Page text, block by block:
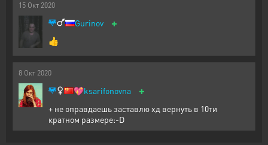
15 Окт 2020
Gurinov +
👍
8 Окт 2020
💖ksarifonovna +
+ не оправдаешь заставлю хд вернуть в 10ти
кратном размере:-D